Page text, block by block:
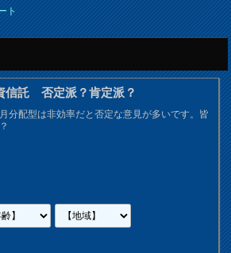
ト
信託 否定派？肯定派？
分配型は非効率だと否定な意見が多いです。皆